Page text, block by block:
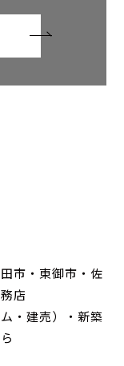
市・東御市・佐
店
・建売）・新築